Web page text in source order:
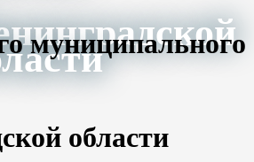
муниципального
области